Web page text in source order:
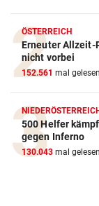
ÖSTERREICH
Erneuter Allzeit-
nicht vorbei
152.561 mal gelesen
500 Helfer
gegen Inferno
130.043 mal gelesen